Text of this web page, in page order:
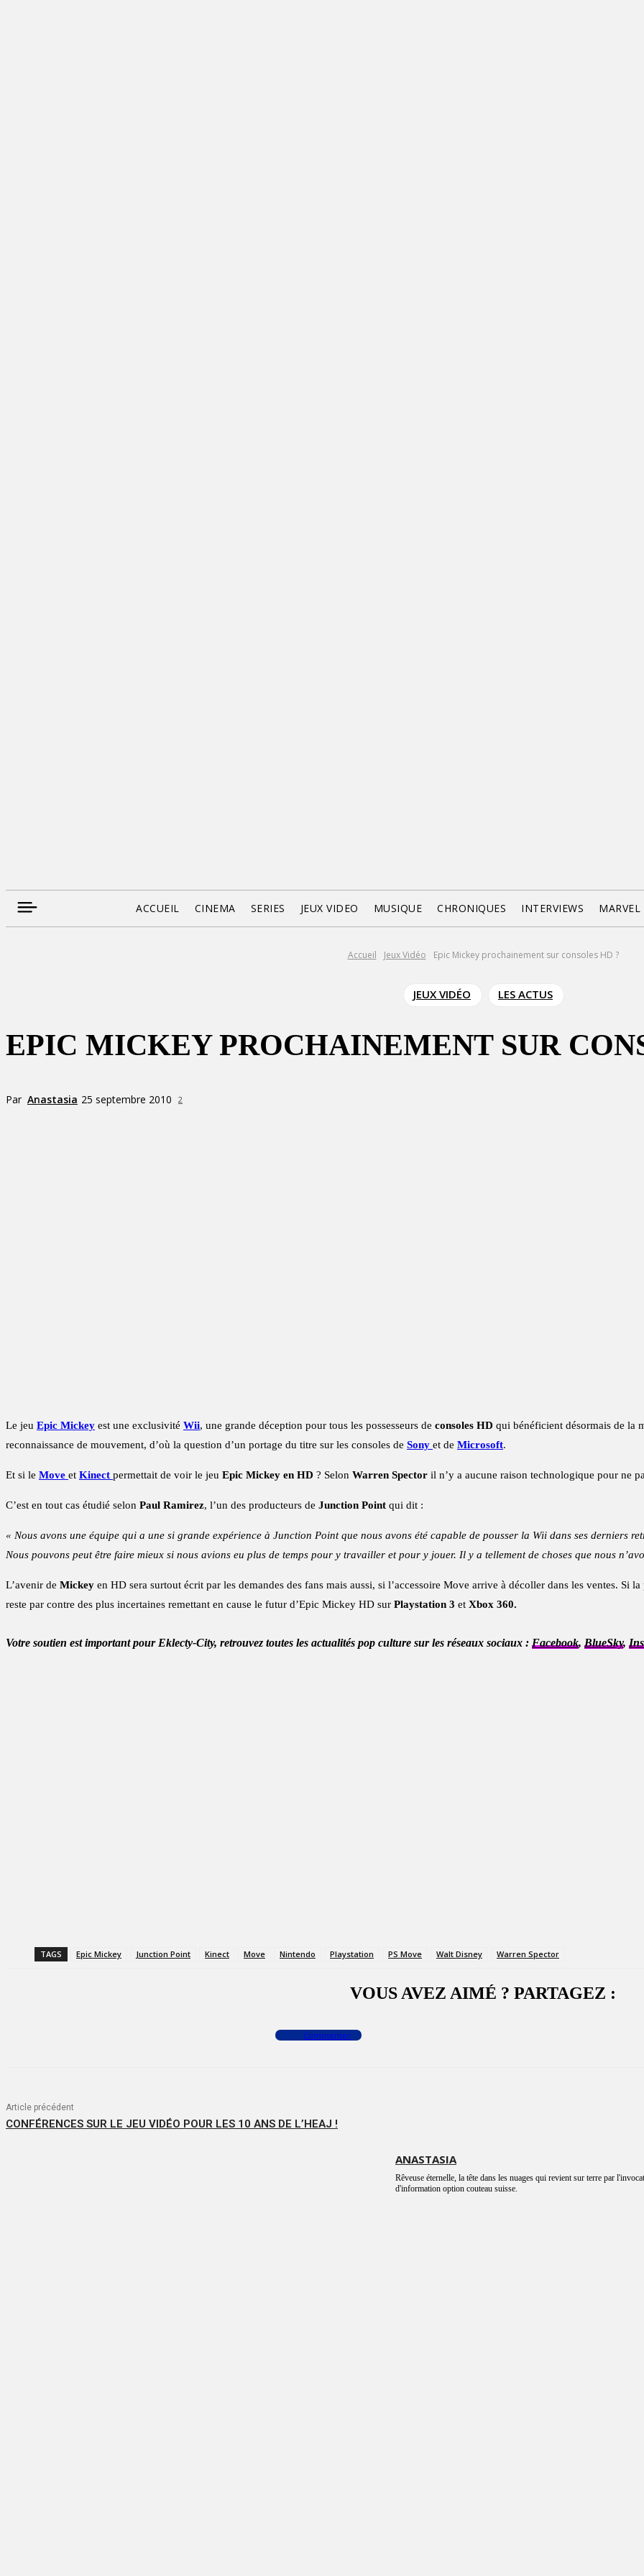
ACCUEIL CINEMA SERIES JEUX VIDEO MUSIQUE CHRONIQUES INTERVIEWS
Accueil Jeux Vidéo Epic Mickey prochainement sur consoles HD ?
JEUX VIDÉO LES ACTUS
EPIC MICKEY PROCHAINEMENT SUR
Par Anastasia 25 septembre 2010 2
Le jeu Epic Mickey est une exclusivité Wii, une grande déception pour tous les possesseurs de consoles HD qui bénéficient désormais de la
reconnaissance de mouvement, d’où la question d’un portage du titre sur les consoles de Sony et de Microsoft.
Et si le Move et Kinect permettait de voir le jeu Epic Mickey en HD ? Selon Warren Spector il n’y a aucune raison technologique pour ne
C’est en tout cas étudié selon Paul Ramirez, l’un des producteurs de Junction Point qui dit :
« Nous avons une équipe qui a une si grande expérience à Junction Point que nous avons été capable de pousser la Wii dans ses derniers
Nous pouvons peut être faire mieux si nous avions eu plus de temps pour y travailler et pour y jouer. Il y a tellement de choses que nous
L’avenir de Mickey en HD sera surtout écrit par les demandes des fans mais aussi, si l’accessoire Move arrive à décoller dans les ventes. Si
reste par contre des plus incertaines remettant en cause le futur d’Epic Mickey HD sur Playstation 3 et Xbox 360.
Votre soutien est important pour Eklecty-City, retrouvez toutes les actualités pop culture sur les réseaux sociaux : Facebook, BlueSky,
TAGS Epic Mickey Junction Point Kinect Move Nintendo Playstation PS Move Walt Disney Warren Spector
VOUS AVEZ AIMÉ ? PARTAGEZ :
Commenter
Article précédent
CONFÉRENCES SUR LE JEU VIDÉO POUR LES 10 ANS DE L’HEAJ !
ANASTASIA
Rêveuse éternelle, la tête dans les nuages qui revient sur terre par
d'information option couteau suisse.